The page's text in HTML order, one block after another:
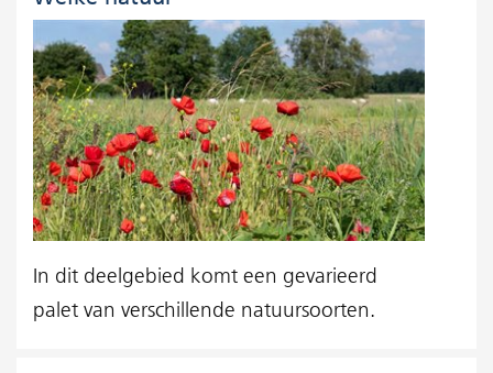
In dit deelgebied komt een gevarieerd
palet van verschillende natuursoorten.